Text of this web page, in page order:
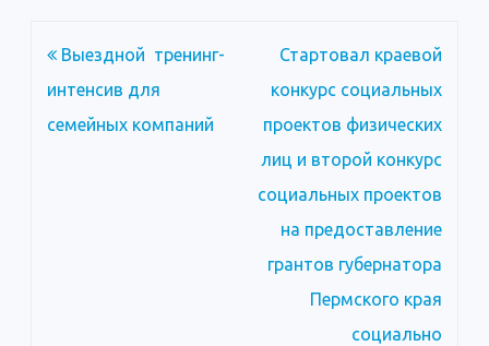
Навигация
по
записям
Выездной тренинг-
интенсив для
семейных компаний
Стартовал краевой
конкурс социальных
проектов физических
лиц и второй конкурс
социальных проектов
на предоставление
грантов губернатора
Пермского края
социально